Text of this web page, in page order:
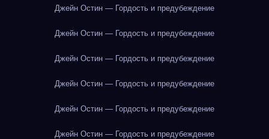
Джейн Остин — Гордость и предубеждение
Джейн Остин — Гордость и предубеждение
Джейн Остин — Гордость и предубеждение
Джейн Остин — Гордость и предубеждение
Джейн Остин — Гордость и предубеждение
Джейн Остин — Гордость и предубеждение